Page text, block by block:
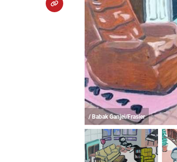
/ Babak Ganjei/Frasier